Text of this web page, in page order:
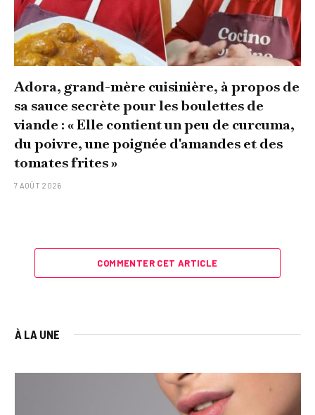
Adora, grand-mère cuisinière, à propos de
sa sauce secrète pour les boulettes de
viande : « Elle contient un peu de curcuma,
du poivre, une poignée d'amandes et des
tomates frites »
7 AOÛT 2026
COMMENTER CET ARTICLE
À LA UNE